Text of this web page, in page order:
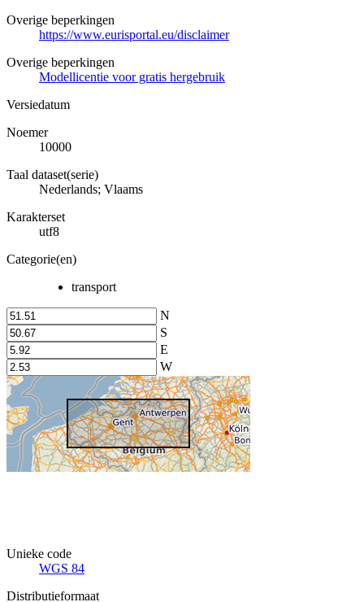
Overige beperkingen
https://www.eurisportal.eu/disclaimer
Overige beperkingen
Modellicentie voor gratis hergebruik
Versiedatum
Noemer
10000
Taal dataset(serie)
Nederlands; Vlaams
Karakterset
utf8
Categorie(en)
transport
N
S
E
W
Unieke code
WGS 84
Distributieformaat